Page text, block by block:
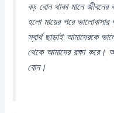
বড় বোন থাকা মানে
হলো মায়ের পরে
স্বার্থ ছাড়াই আমাদেরকে
থেকে আমাদের রক্ষা করে।
বোন।